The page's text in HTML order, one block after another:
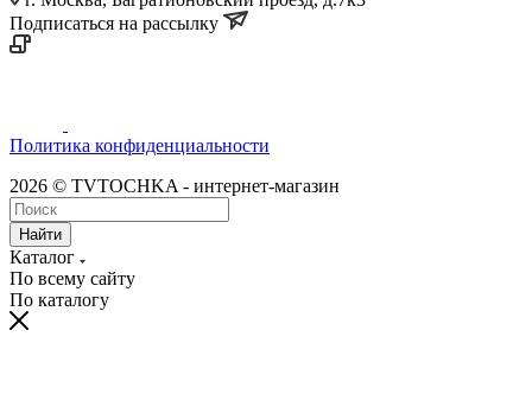
Подписаться на рассылку
Политика конфиденциальности
2026 © TVTOCHKA - интернет-магазин
Найти
Каталог
По всему сайту
По каталогу